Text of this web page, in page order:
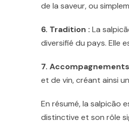
de la saveur, ou
6. Tradition : La
diversifié du pays. Elle
7.
et de vin, créant ainsi
En résumé, la salpicão
distinctive et son rôle